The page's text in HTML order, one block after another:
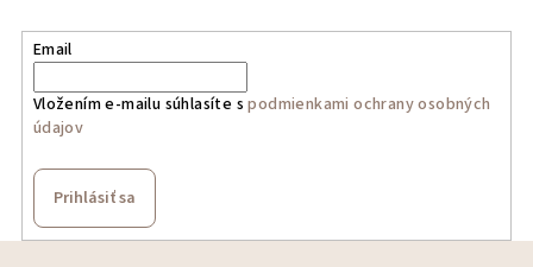
Email
Vložením e-mailu súhlasíte spodmienkami ochrany osobných
údajov
Prihlásiť sa